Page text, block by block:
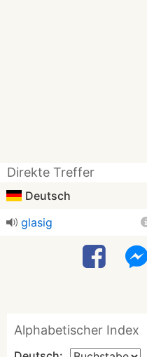
Direkte Treffer
Deutsch
glasig
Alphabetischer Index